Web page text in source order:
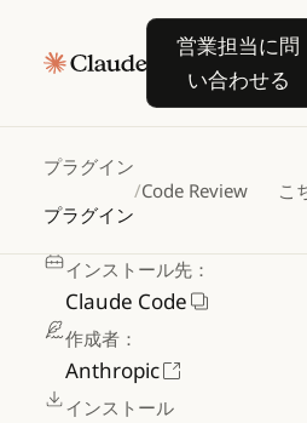
営業担当に問
い合わせる
営業担
プラグイン
プラグイン
/Code Review こ
Review
プルリクエスト用専門
び信頼度ベースのフィ
AI
コードレビュー
インストール先：
Claude Code
作成者：
Anthropic
インストール